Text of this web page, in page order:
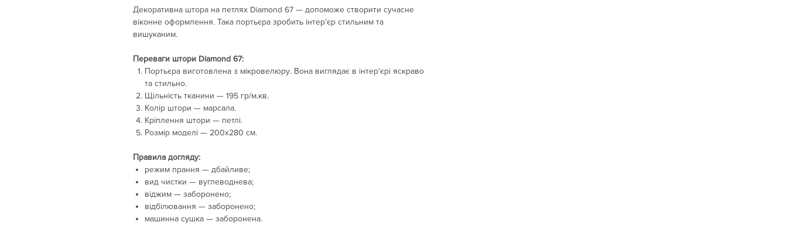
Декоративна штора на петлях Diamond 67 — допоможе створити сучасне
віконне оформлення. Така портьєра зробить інтер’єр стильним та
вишуканим.
Переваги штори Diamond 67:
Портьєра виготовлена з мікровелюру. Вона виглядає в інтер’єрі яскраво
та стильно.
Щільність тканини — 195 гр/м.кв.
Колір штори — марсала.
Кріплення штори — петлі.
Розмір моделі — 200х280 см.
Правила догляду:
режим прання — дбайливе;
вид чистки — вуглеводнева;
віджим — заборонено;
відбілювання — заборонено;
машинна сушка — заборонена.